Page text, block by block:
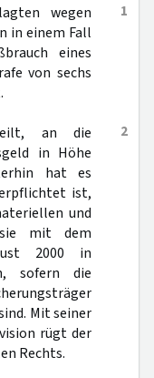
1
wegen
in einem Fall
eines
von sechs
2
an die
in Höhe
hat es
ist,
und
sie mit dem
2000 in
sofern die
Mit seiner
rügt der
Rechts.